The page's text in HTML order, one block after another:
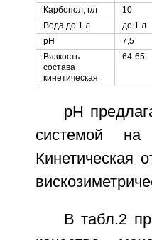
Карбопол, г/л 10
Вода до 1 л
до 1 л
рН
7,5
Вязкость
состава
кинетическая
64-65
рН
системой
Кинетическая
В табл.2